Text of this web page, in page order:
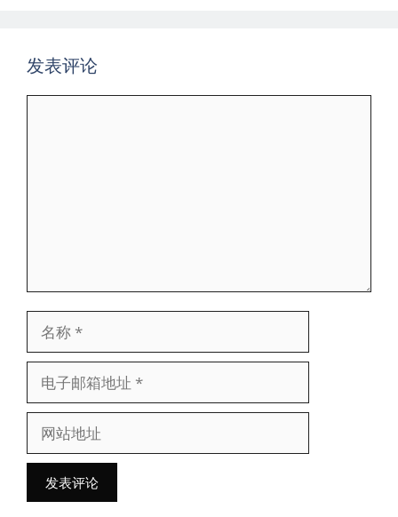
发表评论
称
子
箱
站